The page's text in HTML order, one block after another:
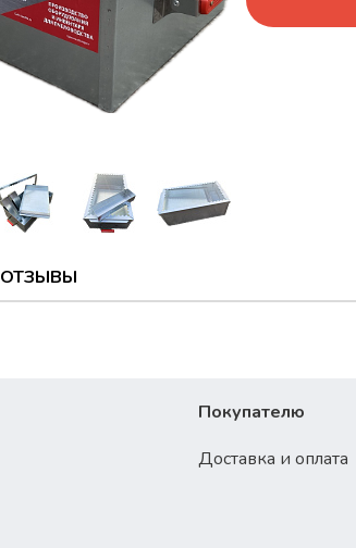
ОТЗЫВЫ
Покупателю
Доставка и оплата